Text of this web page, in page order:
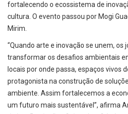
fortalecendo o ecossistema de
cultura. O evento passou por Mogi
Mirim.
“Quando arte e inovação se unem, os
transformar os desafios ambientais
locais por onde passa, espaços vivos
protagonista na construção de
ambiente. Assim fortalecemos a
um futuro mais sustentável”, afirma